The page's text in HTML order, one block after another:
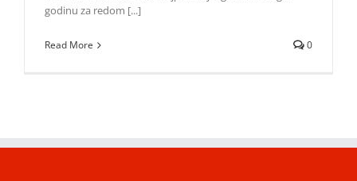
godinu za redom [...]
Read More 0